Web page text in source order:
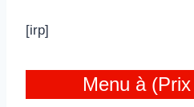
[irp]
Menu à